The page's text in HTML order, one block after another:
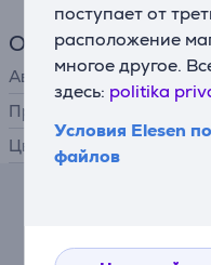
поступает от
расположение
многое другое.
здесь: politika
Условия Elesen
файлов
Общий параметр
Автомагнитола
Производитель
Цвет